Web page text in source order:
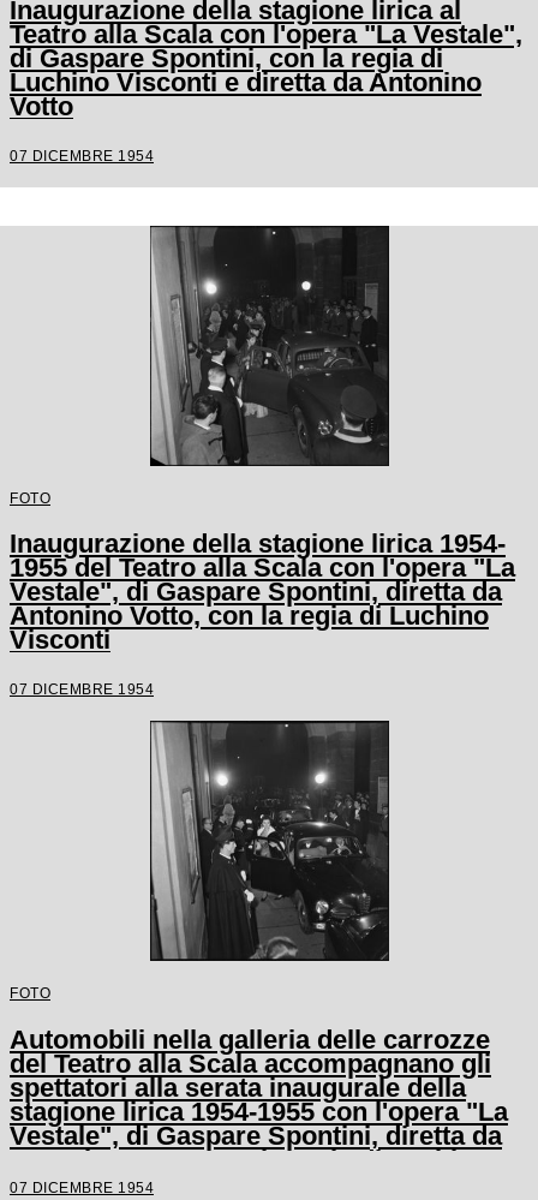
Inaugurazione della stagione lirica al
Teatro alla Scala con l'opera "La Vestale",
di Gaspare Spontini, con la regia di
Luchino Visconti e diretta da Antonino
Votto
07 DICEMBRE 1954
FOTO
Inaugurazione della stagione lirica 1954-
1955 del Teatro alla Scala con l'opera "La
Vestale", di Gaspare Spontini, diretta da
Antonino Votto, con la regia di Luchino
Visconti
07 DICEMBRE 1954
FOTO
Automobili nella galleria delle carrozze
del Teatro alla Scala accompagnano gli
spettatori alla serata inaugurale della
stagione lirica 1954-1955 con l'opera "La
Vestale", di Gaspare Spontini, diretta da
Antonino Votto, con la regia di Luchino
Visconti
07 DICEMBRE 1954